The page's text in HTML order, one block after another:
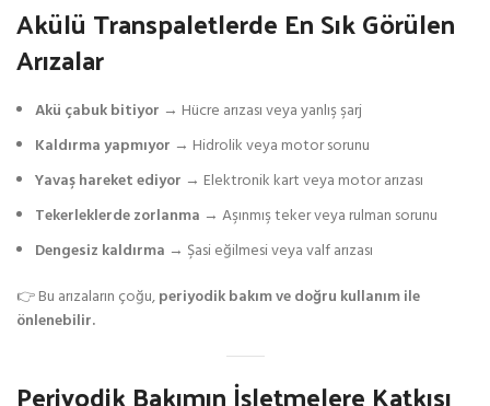
Akülü Transpaletlerde En Sık Görülen
Arızalar
Akü çabuk bitiyor → Hücre arızası veya yanlış şarj
Kaldırma yapmıyor → Hidrolik veya motor sorunu
Yavaş hareket ediyor → Elektronik kart veya motor arızası
Tekerleklerde zorlanma → Aşınmış teker veya rulman sorunu
Dengesiz kaldırma → Şasi eğilmesi veya valf arızası
👉 Bu arızaların çoğu,periyodik bakım ve doğru kullanım ile
önlenebilir.
Periyodik Bakımın İşletmelere Katkısı